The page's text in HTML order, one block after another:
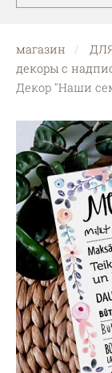
магазин
декоры с
Декор "Наши